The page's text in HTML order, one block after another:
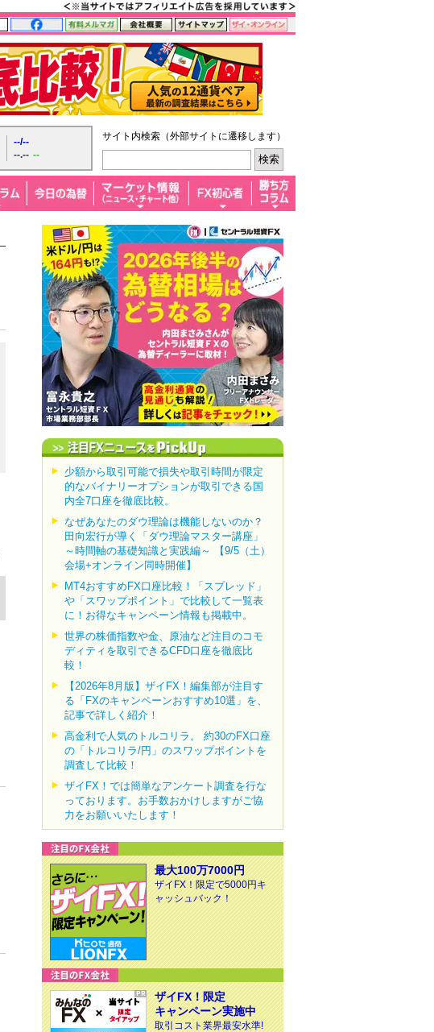
--/--
--.-- --
サイト内検索（外部サイトに遷移します）
少額から取引可能で損失や取引時間が限定
的なバイナリーオプションが取引できる国
内全7口座を徹底比較。
なぜあなたのダウ理論は機能しないのか？
田向宏行が導く「ダウ理論マスター講座」
～時間軸の基礎知識と実践編～ 【9/5（土）
会場+オンライン同時開催】
MT4おすすめFX口座比較！「スプレッド」
や「スワップポイント」で比較して一覧表
に！お得なキャンペーン情報も掲載中。
世界の株価指数や金、原油など注目のコモ
ディティを取引できるCFD口座を徹底比
較！
【2026年8月版】ザイFX！編集部が注目す
る「FXのキャンペーンおすすめ10選」を、
記事で詳しく紹介！
高金利で人気のトルコリラ。 約30のFX口座
の「トルコリラ/円」のスワップポイントを
調査して比較！
ザイFX！では簡単なアンケート調査を行な
っております。お手数おかけしますがご協
力をお願いいたします！
最大100万7000円
ザイFX！限定で5000円キ
ャッシュバック！
ザイFX！限定
キャンペーン実施中
取引コスト業界最安水準!